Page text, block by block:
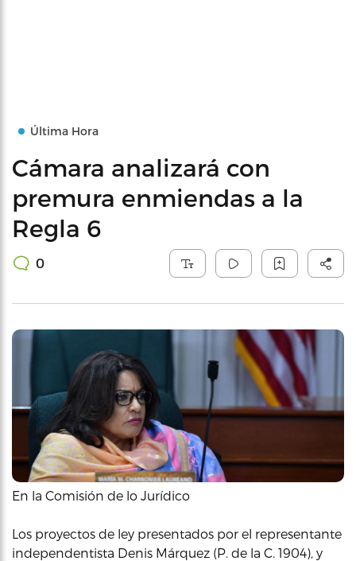
Última Hora
Cámara analizará con
premura enmiendas a la
Regla 6
0
En la Comisión de lo Jurídico
Los proyectos de ley presentados por el representante
independentista Denis Márquez (P. de la C. 1904), y